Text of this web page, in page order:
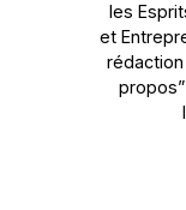
les
et